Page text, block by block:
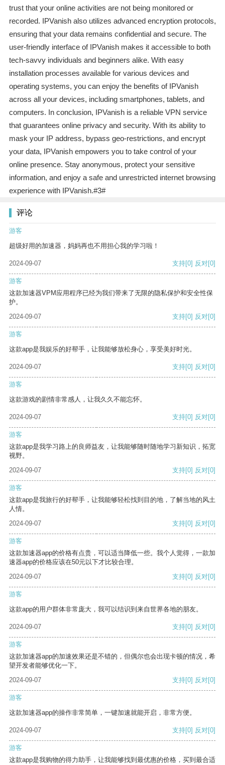
trust that your online activities are not being monitored or
recorded. IPVanish also utilizes advanced encryption protocols,
ensuring that your data remains confidential and secure. The
user-friendly interface of IPVanish makes it accessible to both
tech-savvy individuals and beginners alike. With easy
installation processes available for various devices and
operating systems, you can enjoy the benefits of IPVanish
across all your devices, including smartphones, tablets, and
computers. In conclusion, IPVanish is a reliable VPN service
that guarantees online privacy and security. With its ability to
mask your IP address, bypass geo-restrictions, and encrypt
your data, IPVanish empowers you to take control of your
online presence. Stay anonymous, protect your sensitive
information, and enjoy a safe and unrestricted internet browsing
experience with IPVanish.#3#
评论
游客
超级好用的加速器，妈妈再也不用担心我的学习啦！
2024-09-07 支持[0] 反对[0]
游客
这款加速器VPM应用程序已经为我们带来了无限的隐私保护和安全性保
护。
2024-09-07
支持[0] 反对[0]
游客
这款app是我娱乐的好帮手，让我能够放松身心，享受美好时光。
2024-09-07 支持[0] 反对[0]
游客
这款游戏的剧情非常感人，让我久久不能忘怀。
2024-09-07 支持[0] 反对[0]
游客
这款app是我学习路上的良师益友，让我能够随时随地学习新知识，拓宽
视野。
2024-09-07
支持[0] 反对[0]
游客
这款app是我旅行的好帮手，让我能够轻松找到目的地，了解当地的风土
人情。
2024-09-07
支持[0] 反对[0]
游客
这款加速器app的价格有点贵，可以适当降低一些。我个人觉得，一款加
速器app的价格应该在50元以下才比较合理。
2024-09-07
支持[0] 反对[0]
游客
这款app的用户群体非常庞大，我可以结识到来自世界各地的朋友。
2024-09-07 支持[0] 反对[0]
游客
这款加速器app的加速效果还是不错的，但偶尔也会出现卡顿的情况，希
望开发者能够优化一下。
2024-09-07
支持[0] 反对[0]
游客
这款加速器app的操作非常简单，一键加速就能开启，非常方便。
2024-09-07 支持[0] 反对[0]
游客
这款app是我购物的得力助手，让我能够找到最优惠的价格，买到最合适